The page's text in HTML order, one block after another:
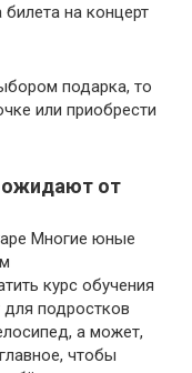
на концерт
подарка, то
или приобрести
ожидают от
Многие юные
курс обучения
подростков
а может,
чтобы